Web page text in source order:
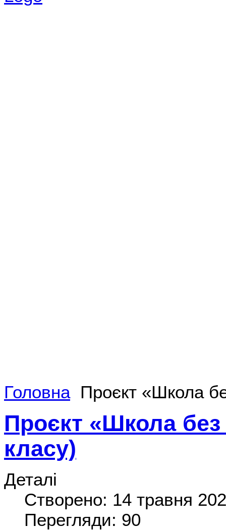
Головна Проєкт «Школа
Проєкт «Школа без
класу)
Деталі
Створено: 14 травня
Перегляди: 90